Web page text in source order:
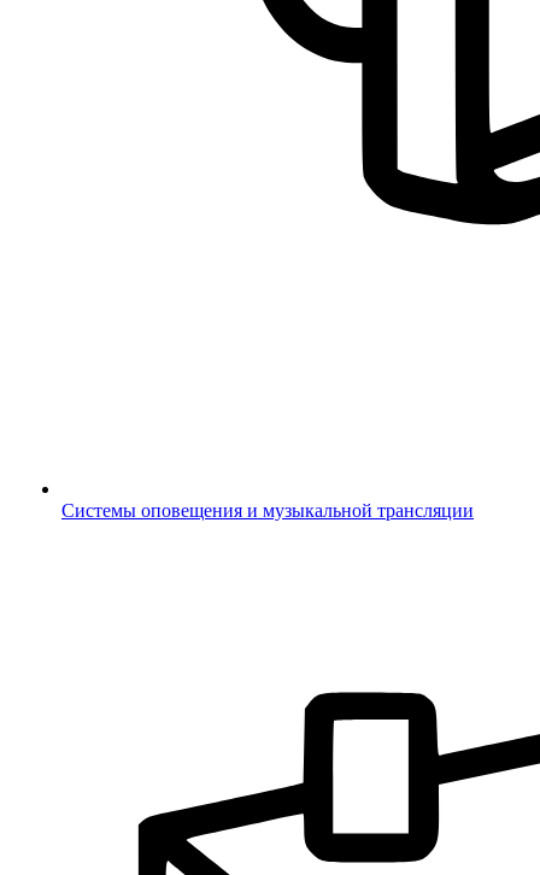
Системы оповещения и музыкальной трансляции